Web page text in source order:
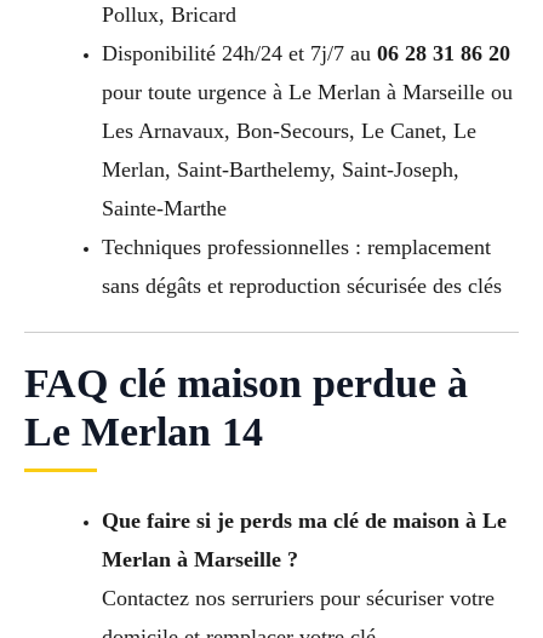
Pollux, Bricard
Disponibilité 24h/24 et 7j/7 au 06 28 31 86 20
pour toute urgence à Le Merlan à Marseille ou
Les Arnavaux, Bon-Secours, Le Canet, Le
Merlan, Saint-Barthelemy, Saint-Joseph,
Sainte-Marthe
Techniques professionnelles : remplacement
sans dégâts et reproduction sécurisée des clés
FAQ clé maison perdue à
Le Merlan 14
Que faire si je perds ma clé de maison à Le
Merlan à Marseille ?
Contactez nos serruriers pour sécuriser votre